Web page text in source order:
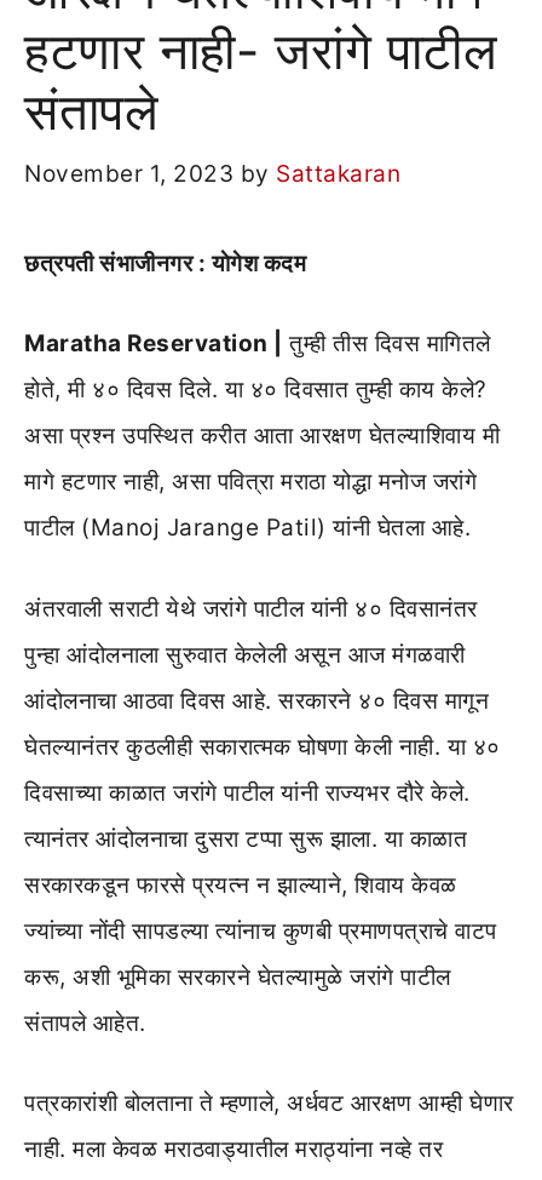
हटणार नाही- जरांगे पाटील
संतापले
November 1, 2023 by Sattakaran
छत्रपती संभाजीनगर : याेगेश कदम
Maratha Reservation |
तुम्ही तीस दिवस मागितले
होते, मी ४० दिवस दिले. या ४० दिवसात तुम्ही काय केले?
असा प्रश्न उपस्थित करीत आता आरक्षण घेतल्याशिवाय मी
मागे हटणार नाही, असा पवित्रा मराठा योद्धा मनोज जरांगे
पाटील (Manoj Jarange Patil) यांनी घेतला आहे.
अंतरवाली सराटी येथे जरांगे पाटील यांनी ४० दिवसानंतर
पुन्हा आंदोलनाला सुरुवात केलेली असून आज मंगळवारी
आंदोलनाचा आठवा दिवस आहे. सरकारने ४० दिवस मागून
घेतल्यानंतर कुठलीही सकारात्मक घोषणा केली नाही. या ४०
दिवसाच्या काळात जरांगे पाटील यांनी राज्यभर दौरे केले.
त्यानंतर आंदोलनाचा दुसरा टप्पा सुरू झाला. या काळात
सरकारकडून फारसे प्रयत्न न झाल्याने, शिवाय केवळ
ज्यांच्या नोंदी सापडल्या त्यांनाच कुणबी प्रमाणपत्राचे वाटप
करू, अशी भूमिका सरकारने घेतल्यामुळे जरांगे पाटील
संतापले आहेत.
पत्रकारांशी बोलताना ते म्हणाले, अर्धवट आरक्षण आम्ही घेणार
नाही. मला केवळ मराठवाड्यातील मराठ्यांना नव्हे तर